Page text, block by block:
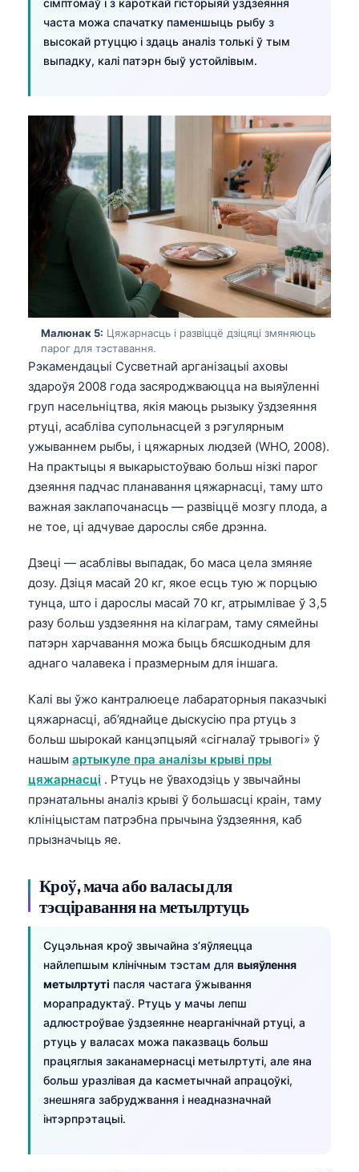
часта можа спачатку паменшыць рыбу з
высокай ртуццю і здаць аналіз толькі ў тым
выпадку, калі патэрн быў устойлівым.
Малюнак 5: Цяжарнасць і развіццё дзіцяці змяняюць
парог для тэставання.
Рэкамендацыі Сусветнай арганізацыі аховы
здароўя 2008 года засяроджваюцца на выяўленні
груп насельніцтва, якія маюць рызыку ўздзеяння
ртуці, асабліва супольнасцей з рэгулярным
ужываннем рыбы, і цяжарных людзей (WHO, 2008).
На практыцы я выкарыстоўваю больш нізкі парог
дзеяння падчас планавання цяжарнасці, таму што
важная заклапочанасць — развіццё мозгу плода, а
не тое, ці адчувае дарослы сябе дрэнна.
Дзеці — асаблівы выпадак, бо маса цела змяняе
дозу. Дзіця масай 20 кг, якое есць тую ж порцыю
тунца, што і дарослы масай 70 кг, атрымлівае ў 3,5
разу больш уздзеяння на кілаграм, таму сямейны
патэрн харчавання можа быць бясшкодным для
аднаго чалавека і празмерным для іншага.
Калі вы ўжо кантралюеце лабараторныя паказчыкі
цяжарнасці, аб’яднайце дыскусію пра ртуць з
больш шырокай канцэпцыяй «сігналаў трывогі» ў
нашым артыкуле пра аналізы крыві пры
цяжарнасці . Ртуць не ўваходзіць у звычайны
прэнатальны аналіз крыві ў большасці краін, таму
клініцыстам патрэбна прычына ўздзеяння, каб
прызначыць яе.
Кроў, мача або валасы для
тэсціравання на метылртуць
Суцэльная кроў звычайна з’яўляецца
найлепшым клінічным тэстам для выяўлення
метылртуті пасля частага ўжывання
морапрадуктаў. Ртуць у мачы лепш
адлюстроўвае ўздзеянне неарганічнай ртуці, а
ртуць у валасах можа паказваць больш
працяглыя заканамернасці метылртуті, але яна
больш уразлівая да касметычнай апрацоўкі,
знешняга забруджвання і неадназначнай
інтэрпрэтацыі.
Македонски јазик
Euskara
Gàidhlig
Occitan
العربية المغربية
Afrikaans
Монгол
ພາສາລາວ
Basa Jawa
ئۇيغۇرچە
Кыргызча
Татар теле
Esperanto
Frysk
Ślōnskŏ gŏdka